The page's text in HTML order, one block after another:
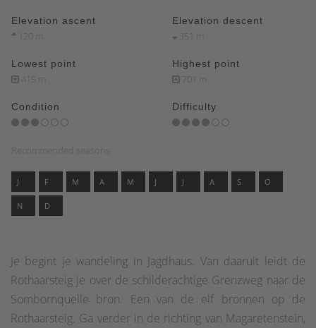
Elevation ascent
120 m
Elevation descent
351 m
Lowest point
415 m
Highest point
701 m
Condition Difficulty
Recommended seasons
J F M A M J J A S O
N D
Je begint je wandeling in Jagdhaus. Van daaruit leidt de
Rothaarsteig je over de schilderachtige Grenzweg naar de
Sombornquelle bron. Een van de elf bronnen op de
Rothaarsteig. Ga verder in de richting van Magaretenstein,